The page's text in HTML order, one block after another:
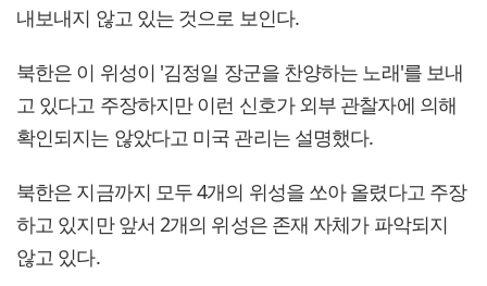
내보내지 않고 있는 것으로 보인다.
북한은 이 위성이 '김정일 장군을 찬양하는 노래'를 보내
고 있다고 주장하지만 이런 신호가 외부 관찰자에 의해
확인되지는 않았다고 미국 관리는 설명했다.
북한은 지금까지 모두 4개의 위성을 쏘아 올렸다고 주장
하고 있지만 앞서 2개의 위성은 존재 자체가 파악되지
않고 있다.